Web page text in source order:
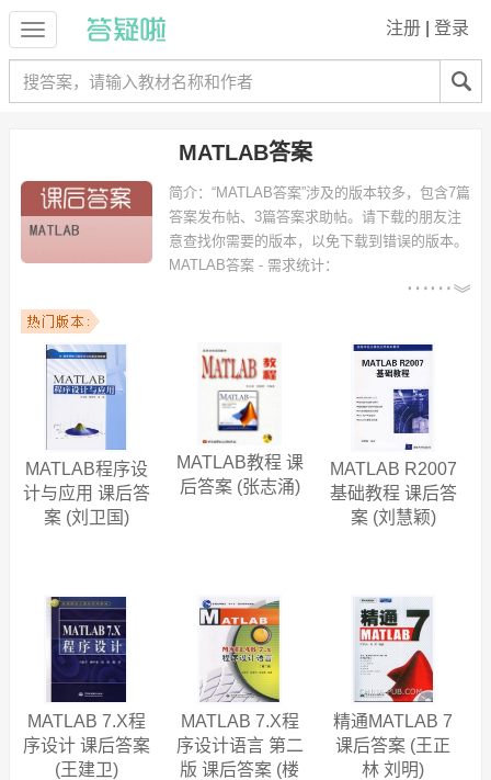
注册 登录
MATLAB答案
简介： “MATLAB答案”涉及的版本较多，包含7篇
答案发布帖、3篇答案求助帖。请下载的朋友注
意查找你需要的版本，以免下载到错误的版本。
MATLAB答案 - 需求统计：
：电子信息工程、通信工程、机械设计制
造及其自动化、电气工程及其自动化、测控技术与仪器、数学与应用数
学、信息与计算科学、计算机科学与技术、电子信息科学与技术、光信
息科学与技术 等专业。
以下学校的同学下载过
MATLAB答案：中国计量学院、西安理工大学、
中南大学、武汉大学、集美大学、四川大学、浙江理工大学、西安电子
科技大学、浙江师范大学、南京邮电大学 等。
MATLAB程序设
计与应用 课后答
案 (刘卫国)
MATLAB教程 课
后答案 (张志涌)
MATLAB R2007
基础教程 课后答
案 (刘慧颖)
MATLAB 7.X程
序设计 课后答案
(王建卫)
MATLAB 7.X程
序设计语言 第二
版 课后答案 (楼
精通MATLAB 7
课后答案 (王正
林 刘明)